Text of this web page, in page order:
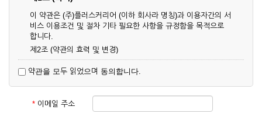
이 약관은 (주)플러스커리어 (이하 회사라 명칭)과 이용자간의 서
비스 이용조건 및 절차 기타 필요한 사항을 규정함을 목적으로
합니다.
제2조 (약관의 효력 및 변경)
업상 중요 하거나 합리적인 사유가 발생할 경우 온라인 공사를
통하여 변경할 수 있습니다.
② 회원은 변경된 약관에 동의하지 않을 경우 서비스 이용을 중
단하고 이용계약을 해지할 수 있습니다. 약관의 효력 발생일 이
약관을 모두 읽었으며 동의합니다.
* 이메일 주소